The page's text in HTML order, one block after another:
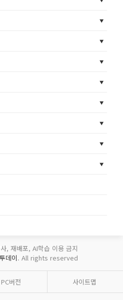
, 재배포, AI학습 이용 금지
데이. All rights reserved
PC버전 사이트맵